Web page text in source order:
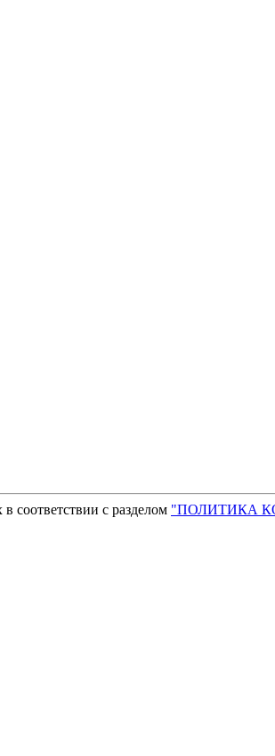
соответствии с разделом "ПОЛИТИКА